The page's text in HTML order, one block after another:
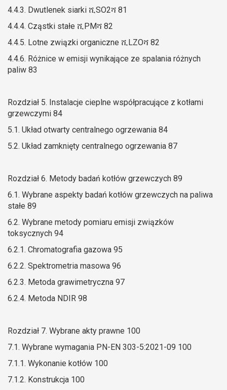
4.4.3. Dwutlenek siarki ሺSO2ሻ 81
4.4.4. Cząstki stałe ሺPMሻ 82
4.4.5. Lotne związki organiczne ሺLZOሻ 82
4.4.6. Różnice w emisji wynikające ze spalania różnych
paliw 83
Rozdział 5. Instalacje cieplne współpracujące z kotłami
grzewczymi 84
5.1. Układ otwarty centralnego ogrzewania 84
5.2. Układ zamknięty centralnego ogrzewania 87
Rozdział 6. Metody badań kotłów grzewczych 89
6.1. Wybrane aspekty badań kotłów grzewczych na paliwa
stałe 89
6.2. Wybrane metody pomiaru emisji związków
toksycznych 94
6.2.1. Chromatografia gazowa 95
6.2.2. Spektrometria masowa 96
6.2.3. Metoda grawimetryczna 97
6.2.4. Metoda NDIR 98
Rozdział 7. Wybrane akty prawne 100
7.1. Wybrane wymagania PN-EN 303-5:2021-09 100
7.1.1. Wykonanie kotłów 100
7.1.2. Konstrukcja 100